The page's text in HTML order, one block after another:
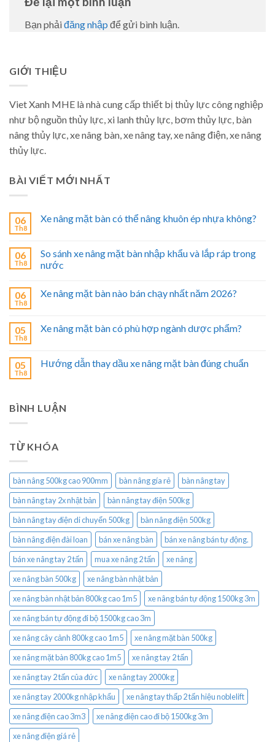
Bạn phải đăng nhập để gửi bình luận.
GIỚI THIỆU
Viet Xanh MHE là nhà cung cấp thiết bị thủy lực công nghiệp
như bộ nguồn thủy lực, xi lanh thủy lực, bơm thủy lực, bàn
nâng thủy lực, xe nâng bàn, xe nâng tay, xe nâng điện, xe nâng
thủy lực.
BÀI VIẾT MỚI NHẤT
06
Th8
Xe nâng mặt bàn có thể nâng khuôn ép nhựa không?
06
Th8
So sánh xe nâng mặt bàn nhập khẩu và lắp ráp trong
nước
06
Th8
Xe nâng mặt bàn nào bán chạy nhất năm 2026?
05
Th8
Xe nâng mặt bàn có phù hợp ngành dược phẩm?
05
Th8
Hướng dẫn thay dầu xe nâng mặt bàn đúng chuẩn
BÌNH LUẬN
TỪ KHÓA
bàn nâng 500kg cao 900mm bàn nâng gía rẻ
bàn nâng tay
bàn nâng tay 2x nhật bản
bàn nâng tay điện 500kg
bàn nâng tay điện di chuyển 500kg
bàn nâng điện 500kg
bàn nâng điện đài loan
bán xe nâng bàn
bán xe nâng bán tự động.
bán xe nâng tay 2 tấn
mua xe nâng 2 tấn
xe nâng
xe nâng bàn 500kg
xe nâng bàn nhật bản
xe nâng bàn nhật bản 800kg cao 1m5
xe nâng bán tự động 1500kg 3m
xe nâng bán tự động đi bộ 1500kg cao 3m
xe nâng cây cảnh 800kg cao 1m5
xe nâng mặt bàn 500kg
xe nâng mặt bàn 800kg cao 1m5
xe nâng tay 2 tấn
xe nâng tay 2 tấn của đức
xe nâng tay 2000kg
xe nâng tay 2000kg nhập khẩu
xe nâng tay thấp 2 tấn hiệu noblelift
xe nâng điện cao 3m3
xe nâng điện cao đi bộ 1500kg 3m
xe nâng điện giá rẻ